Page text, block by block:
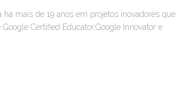
mais de 19 anos em projetos inovadores que
Certified Educator,Google Innovator e